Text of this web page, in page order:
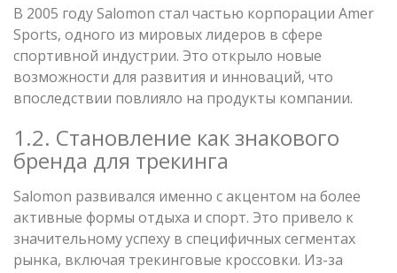
В 2005 году Salomon стал частью корпорации Amer
Sports, одного из мировых лидеров в сфере
спортивной индустрии. Это открыло новые
возможности для развития и инноваций, что
впоследствии повлияло на продукты компании.
1.2. Становление как знакового
бренда для трекинга
Salomon развивался именно с акцентом на более
активные формы отдыха и спорт. Это привело к
значительному успеху в специфичных сегментах
рынка, включая трекинговые кроссовки. Из-за